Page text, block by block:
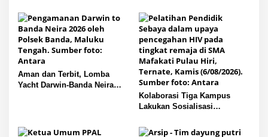
Aman dan Terbit, Lomba
Yacht Darwin-Banda Neira
Kolaborasi Tiga Kampus
Lakukan Sosialisasi
di Pulau Hiri